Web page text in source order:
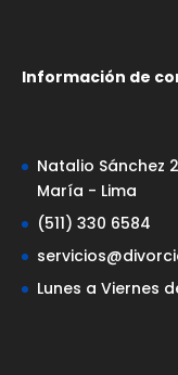
Información de
Natalio Sánchez
María - Lima
(511) 330 6584
Lunes a Viernes